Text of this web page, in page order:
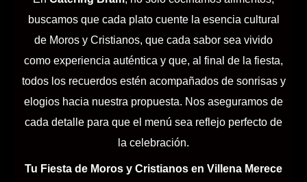
buscamos que cada plato cuente la esencia cultural
de Moros y Cristianos, que cada sabor sea vivido
como experiencia auténtica y que, al final de la fiesta,
todos los recuerdos estén acompañados de sonrisas y
elogios hacia nuestra propuesta. Nos aseguramos de
cada detalle para que el menú sea reflejo perfecto de
la celebración.
Tu Fiesta de Moros y Cristianos en Villena Merece